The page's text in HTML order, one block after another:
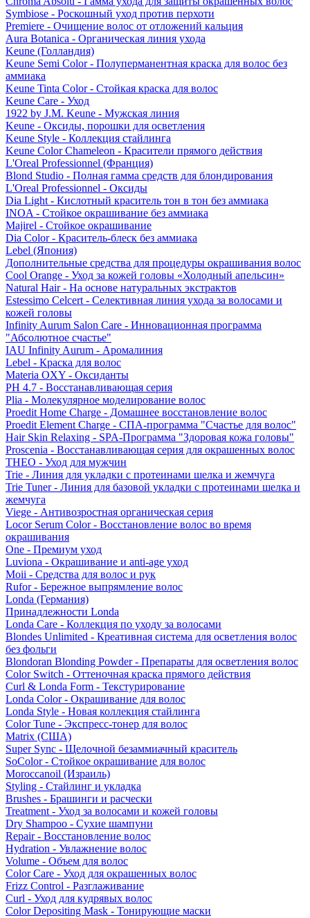
Symbiose - Роскошный уход против перхоти
Premiere - Очищение волос от отложений кальция
Aura Botanica - Органическая линия ухода
Keune (Голландия)
Keune Semi Color - Полуперманентная краска для волос без
аммиака
Keune Tinta Color - Стойкая краска для волос
Keune Care - Уход
1922 by J.M. Keune - Мужская линия
Keune - Оксиды, порошки для осветления
Keune Style - Коллекция стайлинга
Keune Color Chameleon - Красители прямого действия
L'Oreal Professionnel (Франция)
Blond Studio - Полная гамма средств для блондирования
L'Oreal Professionnel - Оксиды
Dia Light - Кислотный краситель тон в тон без аммиака
INOA - Стойкое окрашивание без аммиака
Majirel - Стойкое окрашивание
Dia Color - Краситель-блеск без аммиака
Lebel (Япония)
Дополнительные средства для процедуры окрашивания волос
Cool Orange - Уход за кожей головы «Холодный апельсин»
Natural Hair - На основе натуральных экстрактов
Estessimo Celcert - Селективная линия ухода за волосами и
кожей головы
Infinity Aurum Salon Care - Инновационная программа
"Абсолютное счастье"
IAU Infinity Aurum - Аромалиния
Lebel - Краска для волос
Materia OXY - Оксиданты
PH 4.7 - Восстанавливающая серия
Plia - Молекулярное моделирование волос
Proedit Home Charge - Домашнее восстановление волос
Proedit Element Charge - СПА-программа "Счастье для волос"
Hair Skin Relaxing - SPA-Программа "Здоровая кожа головы"
Proscenia - Восстанавливающая серия для окрашенных волос
THEO - Уход для мужчин
Trie - Линия для укладки с протеинами шелка и жемчуга
Trie Tuner - Линия для базовой укладки с протеинами шелка и
жемчуга
Viege - Антивозростная органическая серия
Locor Serum Color - Восстановление волос во время
окрашивания
One - Премиум уход
Luviona - Окрашивание и anti-age уход
Moii - Средства для волос и рук
Rufor - Бережное выпрямление волос
Londa (Германия)
Принадлежности Londa
Londa Care - Коллекция по уходу за волосами
Blondes Unlimited - Креативная система для осветления волос
без фольги
Blondoran Blonding Powder - Препараты для осветления волос
Color Switch - Оттеночная краска прямого действия
Curl & Londa Form - Текстурирование
Londa Color - Окрашивание для волос
Londa Style - Новая коллекция стайлинга
Color Tune - Экспресс-тонер для волос
Matrix (США)
Super Sync - Щелочной безаммиачный краситель
SoColor - Стойкое окрашивание для волос
Moroccanoil (Израиль)
Styling - Стайлинг и укладка
Brushes - Брашинги и расчески
Treatment - Уход за волосами и кожей головы
Dry Shampoo - Сухие шампуни
Repair - Восстановление волос
Hydration - Увлажнение волос
Volume - Объем для волос
Color Care - Уход для окрашенных волос
Frizz Control - Разглаживание
Curl - Уход для кудрявых волос
Color Depositing Mask - Тонирующие маски